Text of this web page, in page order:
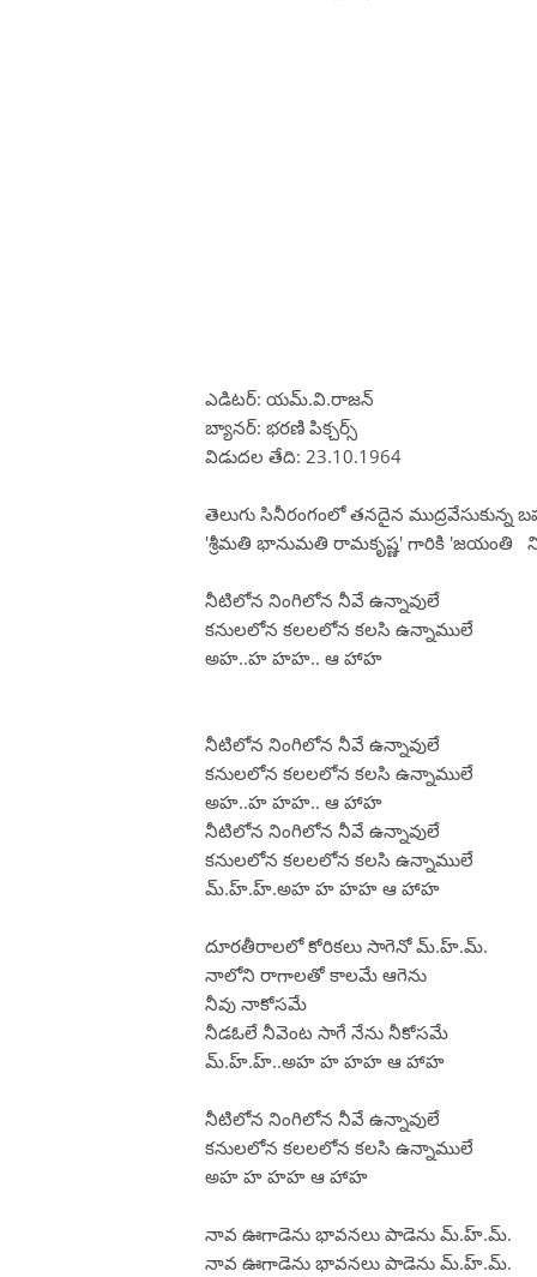
ఎడిటర్: యమ్.వి.రాజన్
బ్యానర్: భరణి పిక్చర్స్
విడుదల తేది: 23.10.1964
తెలుగు సినీరంగంలో తనదైన ముద్రవేసుకున్న
'శ్రీమతి భానుమతి రామకృష్ణ' గారికి 'జయంతి
నీటిలోన నింగిలోన నీవే ఉన్నావులే
కనులలోన కలలలోన కలసి ఉన్నాములే
అహ..హ హహ.. ఆ హాహ
నీటిలోన నింగిలోన నీవే ఉన్నావులే
కనులలోన కలలలోన కలసి ఉన్నాములే
అహ..హ హహ.. ఆ హాహ
నీటిలోన నింగిలోన నీవే ఉన్నావులే
కనులలోన కలలలోన కలసి ఉన్నాములే
మ్.హ్.హ్.అహ హ హహ ఆ హాహ
దూరతీరాలలో కోరికలు సాగెనో మ్.హ్.మ్.
నాలోని రాగాలతో కాలమే ఆగెను
నీవు నాకోసమే
నీడఓలే నీవెంట సాగే నేను నీకోసమే
మ్.హ్.హ్..అహ హ హహ ఆ హాహ
నీటిలోన నింగిలోన నీవే ఉన్నావులే
కనులలోన కలలలోన కలసి ఉన్నాములే
అహ హ హహ ఆ హాహ
నావ ఊగాడెను భావనలు పాడెను మ్.హ్.మ్.
నావ ఊగాడెను భావనలు పాడెను మ్.హ్.మ్.